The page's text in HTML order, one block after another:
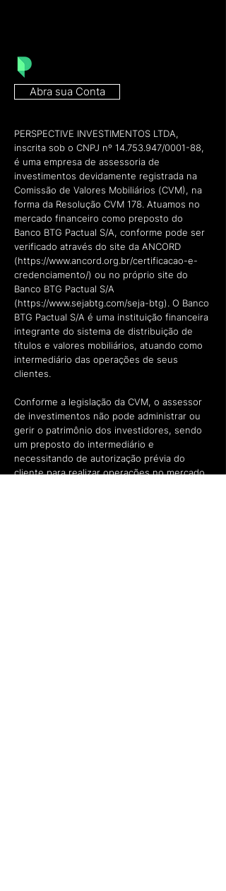
Abra sua Conta
PERSPECTIVE INVESTIMENTOS LTDA,
inscrita sob o CNPJ nº 14.753.947/0001-88,
é uma empresa de assessoria de
investimentos devidamente registrada na
Comissão de Valores Mobiliários (CVM), na
forma da Resolução CVM 178. Atuamos no
mercado financeiro como preposto do
Banco BTG Pactual S/A, conforme pode ser
verificado através do site da ANCORD
(https://www.ancord.org.br/certificacao-e-
credenciamento/) ou no próprio site do
Banco BTG Pactual S/A
(https://www.sejabtg.com/seja-btg). O Banco
BTG Pactual S/A é uma instituição financeira
integrante do sistema de distribuição de
títulos e valores mobiliários, atuando como
intermediário das operações de seus
clientes.
Conforme a legislação da CVM, o assessor
de investimentos não pode administrar ou
gerir o patrimônio dos investidores, sendo
um preposto do intermediário e
necessitando de autorização prévia do
cliente para realizar operações no mercado